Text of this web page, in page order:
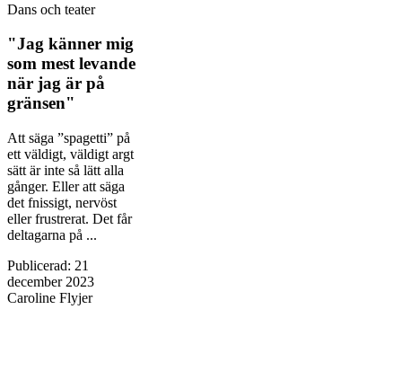
Dans och teater
"Jag känner mig
som mest levande
när jag är på
gränsen"
Att säga ”spagetti” på
ett väldigt, väldigt argt
sätt är inte så lätt alla
gånger. Eller att säga
det fnissigt, nervöst
eller frustrerat. Det får
deltagarna på ...
Publicerad: 21
december 2023
Caroline Flyjer